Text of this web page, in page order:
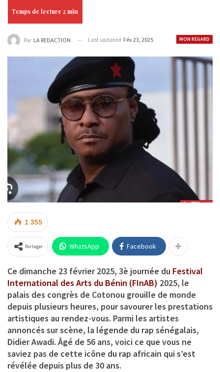
MON REGARD
Par LA REDACTION Last updated Fév 23, 2025
1 355
Partager WhatsApp Facebook
Ce dimanche 23 février 2025, 3è journée du Festival
International des Arts du Bénin (FInAB) 2025, le
palais des congrès de Cotonou grouille de monde
depuis plusieurs heures, pour savourer les prestations
artistiques au rendez-vous. Parmi les artistes
annoncés sur scène, la légende du rap sénégalais,
Didier Awadi. Âgé de 56 ans, voici ce que vous ne
saviez pas de cette icône du rap africain qui s’est
révélée depuis plus de 30 ans.